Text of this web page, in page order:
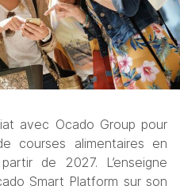
avec Ocado Group pour
courses alimentaires en
de 2027. L’enseigne
Smart Platform sur son